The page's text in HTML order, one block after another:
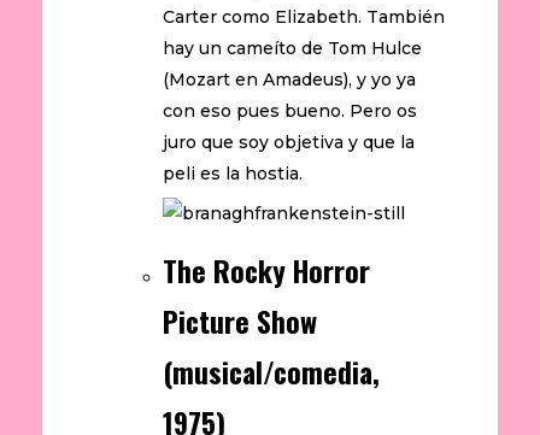
Carter como Elizabeth. También
hay un cameíto de Tom Hulce
(Mozart en Amadeus), y yo ya
con eso pues bueno. Pero os
juro que soy objetiva y que la
peli es la hostia.
The Rocky Horror
Picture Show
(musical/comedia,
1975)